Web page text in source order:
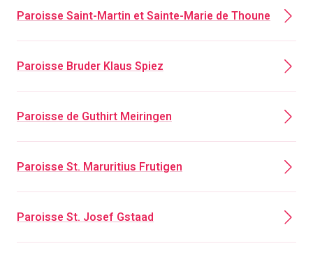
Paroisse Saint-Martin et Sainte-Marie de Thoune
Paroisse Bruder Klaus Spiez
Paroisse de Guthirt Meiringen
Paroisse St. Maruritius Frutigen
Paroisse St. Josef Gstaad